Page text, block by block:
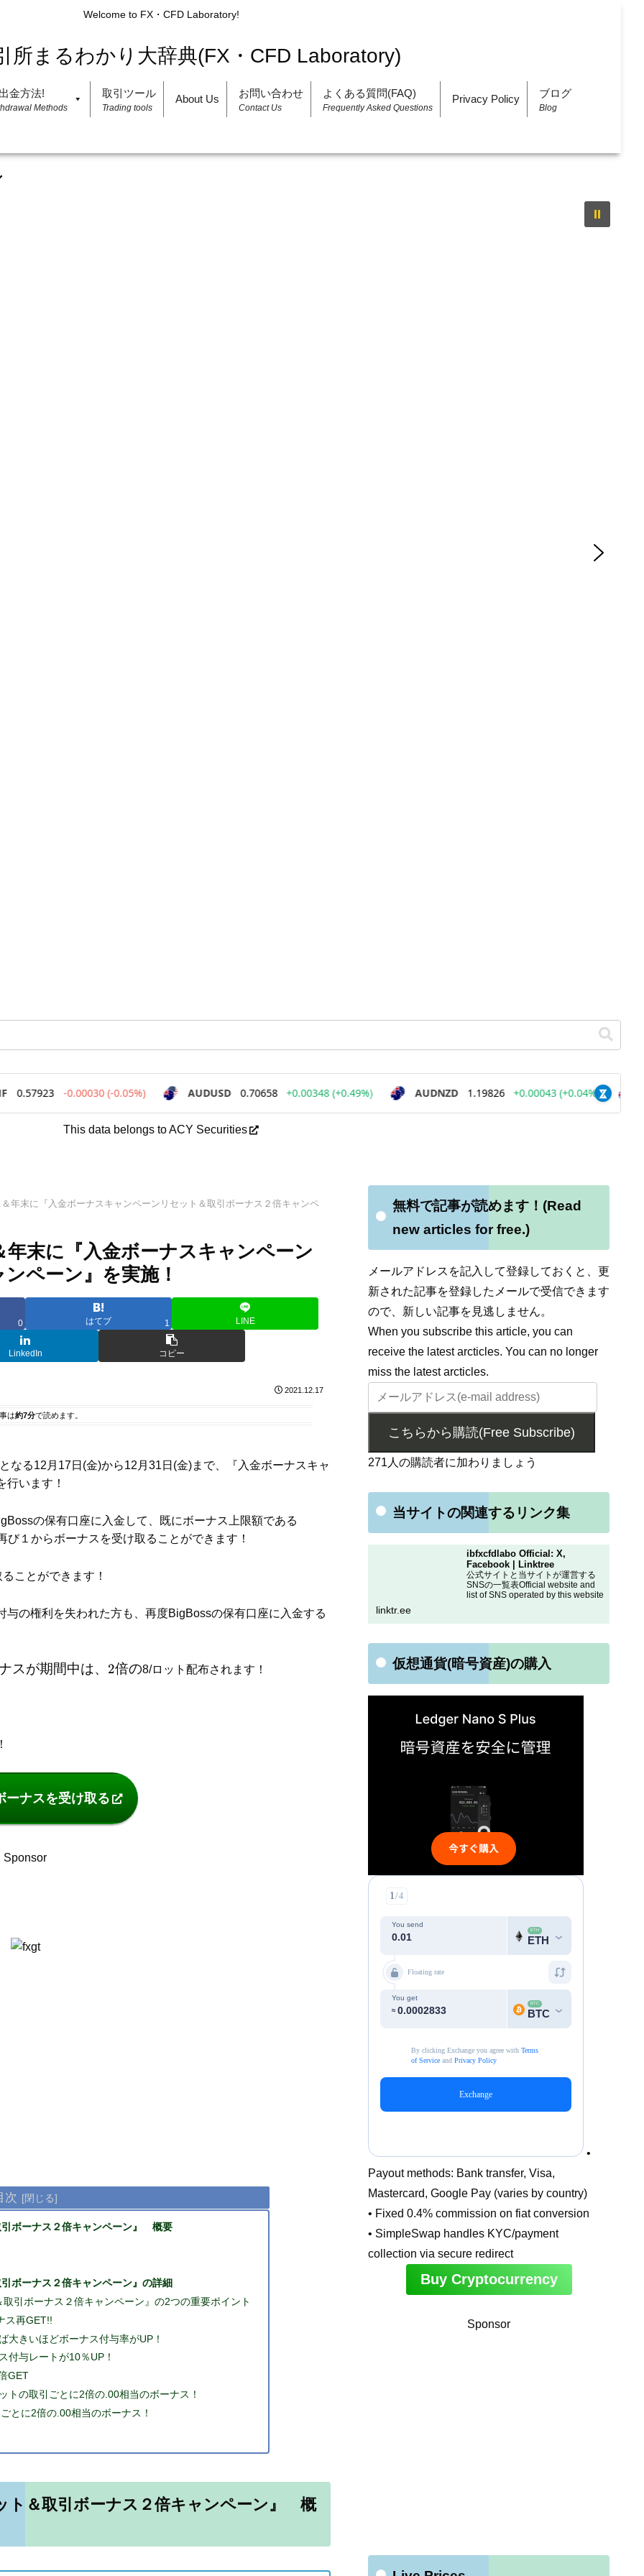
Welcome to FX・CFD Laboratory!
金方法!
Methods
取引ツール
Trading tools
About Us お問い合わせ
Contact Us
よくある質問(FAQ)
Frequently Asked Questions
Privacy Policy ブログ
Blog
This data belongs to ACY Securities
年末に『入金ボーナスキャンペーンリセット＆取引ボーナス２倍キャンペ
末に『入金ボーナスキャンペーン
ペーン』を実施！
0 はてブ 1 LINE
LinkedIn コピー
2021.12.17
は約7分で読めます。
なる12月17日(金)から12月31日(金)まで、『入金ボーナスキャ
行います！
の保有口座に入金して、既にボーナス上限額である
１からボーナスを受け取ることができます！
ことができます！
の権利を失われた方も、再度BigBossの保有口座に入金する
スが期間中は、 2倍の8/ロット配布されます！
ーナスを受け取る
Sponsor
次
引ボーナス２倍キャンペーン』 概要
ボーナス２倍キャンペーン』の詳細
取引ボーナス２倍キャンペーン』の2つの重要ポイント
ス再GET!!
大きいほどボーナス付与率がUP！
付与レートが10％UP！
GET
の取引ごとに2倍の.00相当のボーナス！
とに2倍の.00相当のボーナス！
ト＆取引ボーナス２倍キャンペーン』 概
無料で記事が読めます！(Read
new articles for free.)
メールアドレスを記入して登録しておくと、更
新された記事を登録したメールで受信できます
ので、新しい記事を見逃しません。
When you subscribe this article, you can
receive the latest arcticles. You can no longer
miss the latest arcticles.
こちらから購読(Free Subscribe)
271人の購読者に加わりましょう
当サイトの関連するリンク集
ibfxcfdlabo Official: X,
Facebook | Linktree
公式サイトと当サイトが運営する
SNSの一覧表Official website and
list of SNS operated by this website
linktr.ee
仮想通貨(暗号資産)の購入
•
Payout methods: Bank transfer, Visa,
Mastercard, Google Pay (varies by country)
• Fixed 0.4% commission on fiat conversion
• SimpleSwap handles KYC/payment
collection via secure redirect
Buy Cryptocurrency
Sponsor